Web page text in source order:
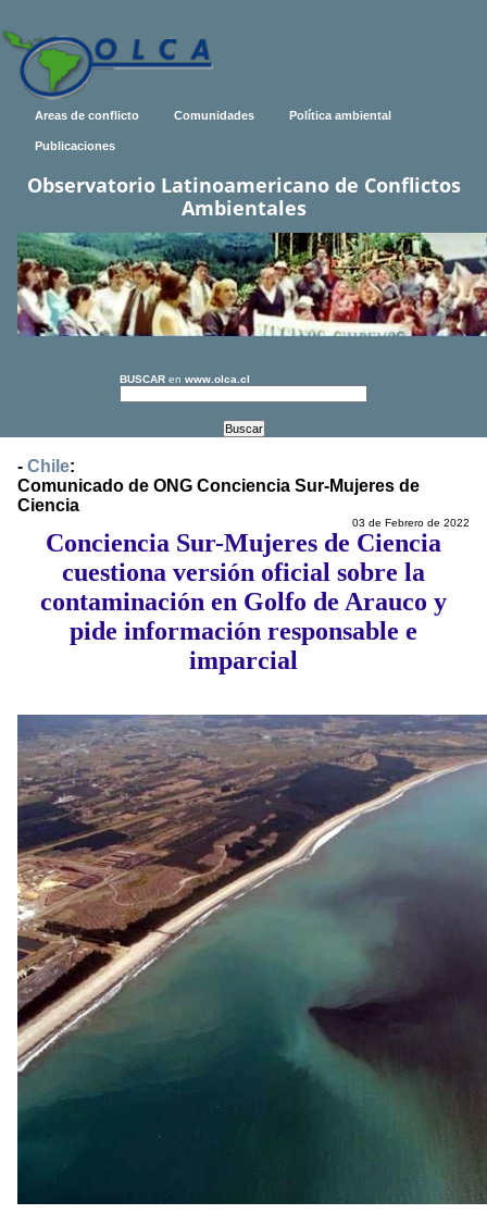
Areas de conflicto Comunidades Política ambiental
Publicaciones
Observatorio Latinoamericano de Conflictos
Ambientales
BUSCAR en www.olca.cl
- Chile:
Comunicado de ONG Conciencia Sur-Mujeres de
Ciencia
03 de Febrero de 2022
Conciencia Sur-Mujeres de Ciencia
cuestiona versión oficial sobre la
contaminación en Golfo de Arauco y
pide información responsable e
imparcial